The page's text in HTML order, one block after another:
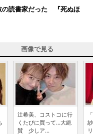
の読書家だった 『死ぬほ
画像で見る
辻希美、コストコに行
くたびに買って...大絶
賛 少しア...